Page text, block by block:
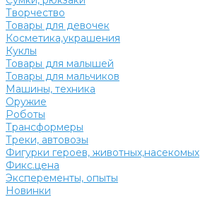
Творчество
Товары для девочек
Косметика,украшения
Куклы
Товары для малышей
Товары для мальчиков
Машины, техника
Оружие
Роботы
Трансформеры
Треки, автовозы
Фигурки героев, животных,насекомых
Фикс.цена
Эксперементы, опыты
Новинки